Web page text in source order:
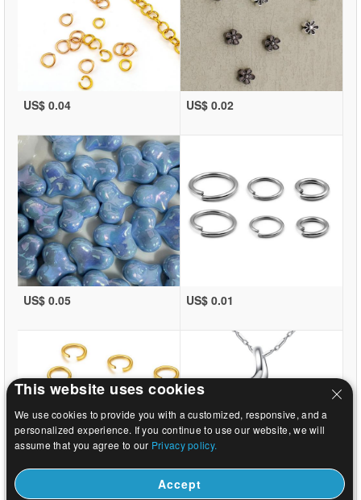
US$ 0.04 US$ 0.02
US$ 0.05 US$ 0.01
US$ 0.01 US$ 1.46
This website uses cookies
We use cookies to provide you with a customized, responsive, and a
personalized experience. If you continue to use our website, we will
assume that you agree to our Privacy policy.
Accept